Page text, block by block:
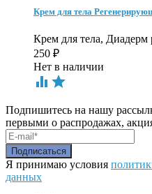
Крем для тела
Крем для тела,
250 ₽
Нет в наличии
 
Подпишитесь на нашу
первыми о распродажах,
Я принимаю условия
данных